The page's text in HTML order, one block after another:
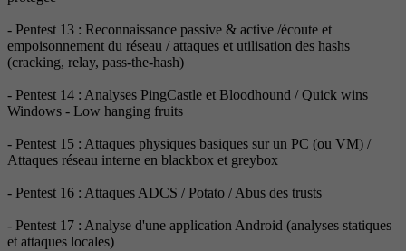
- Pentest 13 : Reconnaissance passive & active /écoute et
empoisonnement du réseau / attaques et utilisation des hashs
(cracking, relay, pass-the-hash)
- Pentest 14 : Analyses PingCastle et Bloodhound / Quick wins
Windows - Low hanging fruits
- Pentest 15 : Attaques physiques basiques sur un PC (ou VM) /
Attaques réseau interne en blackbox et greybox
- Pentest 16 : Attaques ADCS / Potato / Abus des trusts
- Pentest 17 : Analyse d'une application Android (analyses statiques
et attaques locales)